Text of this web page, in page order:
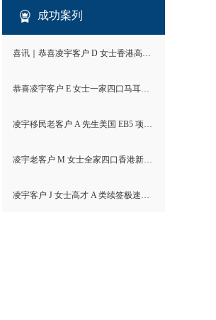
成功案列
喜讯｜恭喜凌宇客户 D 女士香港高才通A类顺利获批！
恭喜凌宇客户 E 女士一家四口马耳他MPRP顺利获批！
凌宇移民老客户 A 先生美国 EB5 项目I-526E 无补件直接获批！
凌宇老客户 M 女士全家四口香港新资本投资者入境计划成功获批！卡点保住子女受养人资格，复杂资产一次性通关
凌宇客户 J 女士高才 A 类续签极速获批，补件当天顺利拿下香港续签！